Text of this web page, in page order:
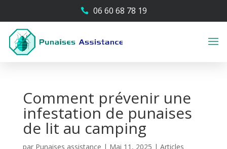
 06 60 68 78 19
Comment prévenir une
infestation de punaises
de lit au camping
par Punaises assistance | Mai 11, 2025 | Articles